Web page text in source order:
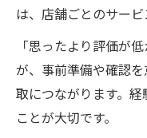
は、店舗ごとのサービ
「思ったより評価が
が、事前準備や確認
取につながります。
ことが大切です。